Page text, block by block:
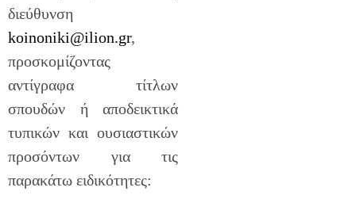
διεύθυνση
koinoniki@ilion.gr,
προσκομίζοντας
αντίγραφα τίτλων
σπουδών ή αποδεικτικά
τυπικών και ουσιαστικών
προσόντων για τις
παρακάτω ειδικότητες: